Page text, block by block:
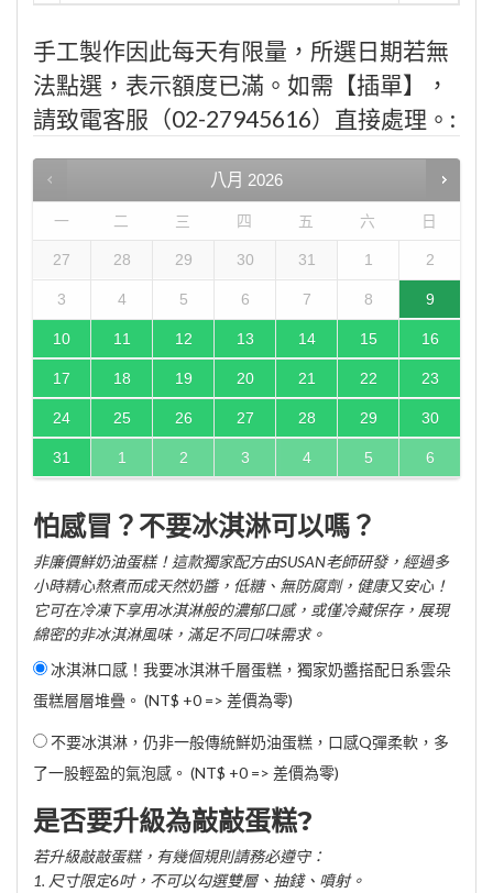
手工製作因此每天有限量，所選日期若無
法點選，表示額度已滿。如需【插單】，
請致電客服（02-27945616）直接處理。:
八月 2026
一 二 三 四 五 六 日
27 28 29 30 31 1 2
3 4 5 6 7 8 9
10 11 12 13 14 15 16
17 18 19 20 21 22 23
24 25 26 27 28 29 30
31 1 2 3 4 5 6
怕感冒？不要冰淇淋可以嗎？
非廉價鮮奶油蛋糕！這款獨家配方由SUSAN老師研發，經過多
小時精心熬煮而成天然奶醬，低糖、無防腐劑，健康又安心！
它可在冷凍下享用冰淇淋般的濃郁口感，或僅冷藏保存，展現
綿密的非冰淇淋風味，滿足不同口味需求。
冰淇淋口感！我要冰淇淋千層蛋糕，獨家奶醬搭配日系雲朵
蛋糕層層堆疊。 (NT$ +0 => 差價為零)
不要冰淇淋，仍非一般傳統鮮奶油蛋糕，口感Q彈柔軟，多
了一股輕盈的氣泡感。 (NT$ +0 => 差價為零)
是否要升級為敲敲蛋糕?
若升級敲敲蛋糕，有幾個規則請務必遵守：
1. 尺寸限定6吋，不可以勾選雙層、抽錢、噴射。